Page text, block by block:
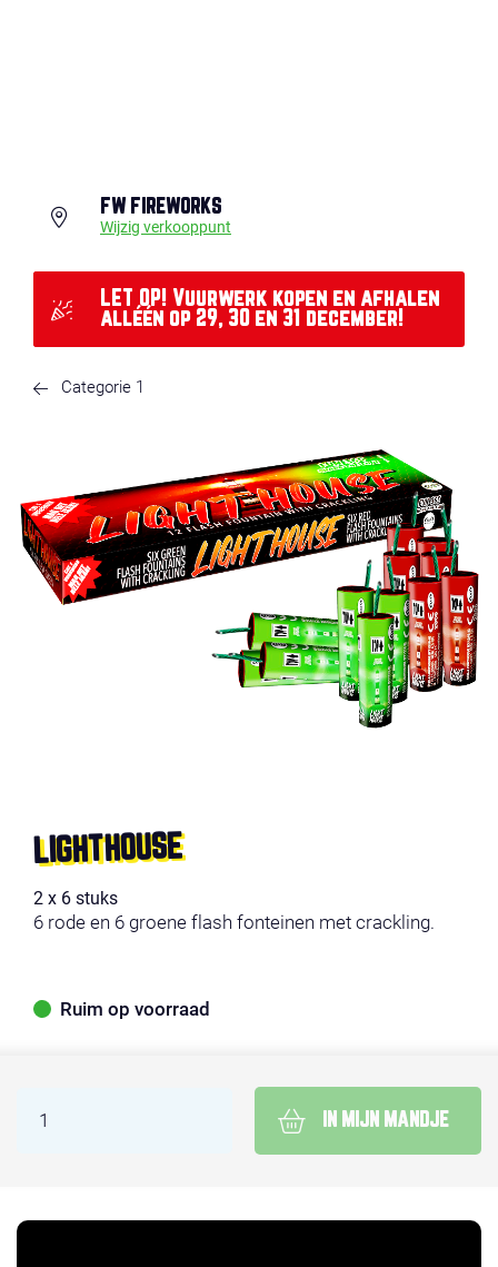
FW FIREWORKS
Wijzig verkooppunt
LET OP! Vuurwerk kopen en afhalen
alléén op 29, 30 en 31 december!
Categorie 1
LIGHTHOUSE
2 x 6 stuks
6 rode en 6 groene flash fonteinen met crackling.
Ruim op voorraad
IN MIJN MANDJE